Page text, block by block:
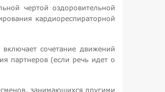
чертой оздоровительной
кардиореспираторной
сочетание движений
партнеров (если речь идет о
занимающихся другими